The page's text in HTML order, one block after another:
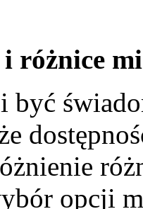
różnice
być
opcji